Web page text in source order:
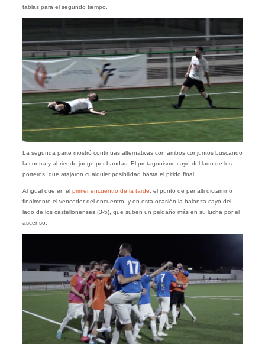
tablas para el segundo tiempo.
La segunda parte mostró continuas alternativas con ambos conjuntos buscando
la contra y abriendo juego por bandas. El protagonismo cayó del lado de los
porteros, que atajaron cualquier posibilidad hasta el pitido final.
Al igual que en el primer encuentro de la tarde, el punto de penalti dictaminó
finalmente el vencedor del encuentro, y en esta ocasión la balanza cayó del
lado de los castellonenses (3-5), que suben un peldaño más en su lucha por el
ascenso.